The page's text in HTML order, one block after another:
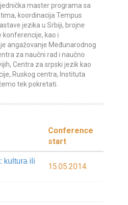
master programa sa
koordinacija Tempus
jezika u Srbiji, brojne
kao i
angažovanje Međunarodnog
za naučni rad i naučno
Centra za srpski jezik kao
Ruskog centra, Instituta
tek pokretati.
Conference
start
kultura ili
15.05.2014.